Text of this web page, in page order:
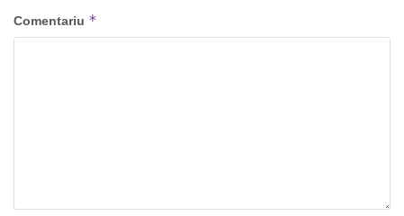
Comentariu *